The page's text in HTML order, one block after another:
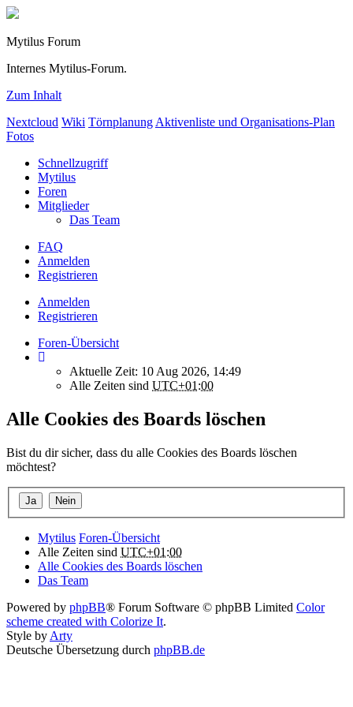
Mytilus Forum
Internes Mytilus-Forum.
Zum Inhalt
Nextcloud Wiki Törnplanung Aktivenliste und Organisations-Plan
Fotos
Schnellzugriff
Mytilus
Foren
Mitglieder
Das Team
FAQ
Anmelden
Registrieren
Anmelden
Registrieren
Foren-Übersicht
Aktuelle Zeit: 10 Aug 2026, 14:49
Alle Zeiten sind UTC+01:00
Alle Cookies des Boards löschen
Bist du dir sicher, dass du alle Cookies des Boards löschen
möchtest?
Mytilus Foren-Übersicht
Alle Zeiten sind UTC+01:00
Alle Cookies des Boards löschen
Das Team
Powered by phpBB® Forum Software © phpBB Limited Color
scheme created with Colorize It.
Style byArty
Deutsche Übersetzung durch phpBB.de